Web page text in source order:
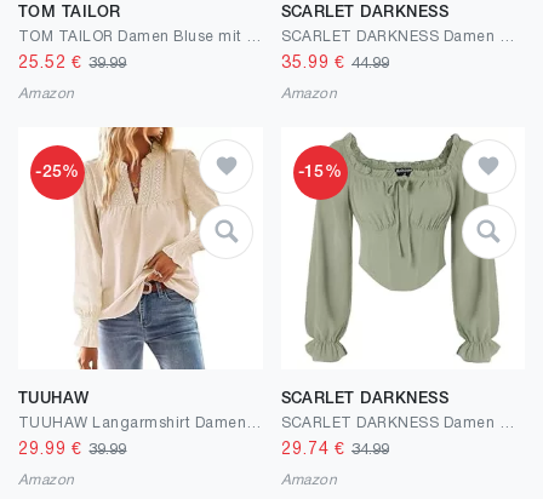
TOM TAILOR
25.52 €39.99
Amazon
SCARLET DARKNESS
35.99 € 44.99
Amazon
-25%
TUUHAW
29.99 €39.99
Amazon
-15%
SCARLET DARKNESS
29.74 € 34.99
Amazon